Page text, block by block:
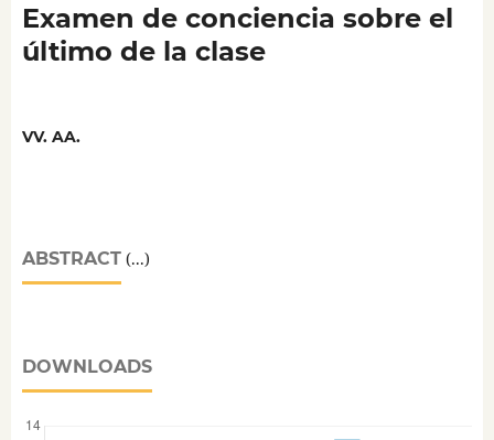
Examen de conciencia sobre el
último de la clase
VV. AA.
ABSTRACT(...)
DOWNLOADS